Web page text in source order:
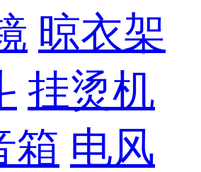
晾衣架
挂烫机
箱 电风